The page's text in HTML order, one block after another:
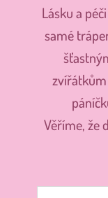
Lásku a
samé
Věříme, že